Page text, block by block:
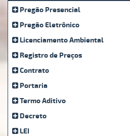
Pregão Presencial
Pregão Eletrônico
Licenciamento Ambiental
Registro de Preços
Contrato
Portaria
Termo Aditivo
Decreto
LEI